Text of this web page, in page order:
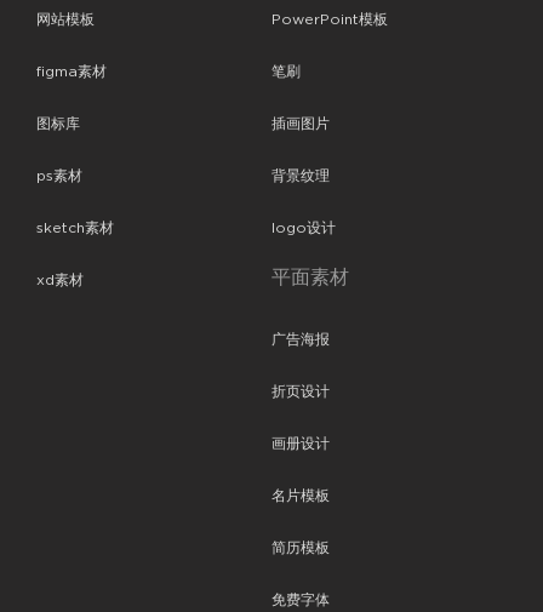
网站模板
figma素材
图标库
ps素材
sketch素材
xd素材
PowerPoint模板
笔刷
插画图片
背景纹理
logo设计
平面素材
广告海报
折页设计
画册设计
名片模板
简历模板
免费字体